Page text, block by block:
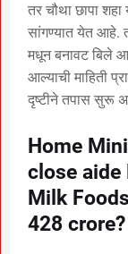
तर चौथा छापा शहा
सांगण्यात येत आहे.
मधून बनावट बिले
आल्याची माहिती
दृष्टीने तपास सुरू
Home
close aide
Milk
428 crore?